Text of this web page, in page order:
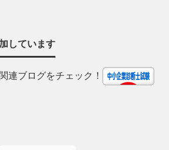
しています
連ブログをチェック！